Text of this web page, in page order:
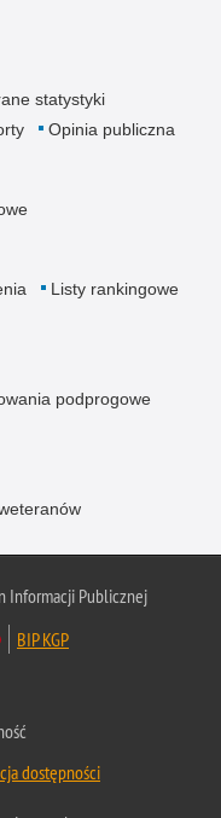
statystyki
Opinia publiczna
Listy rankingowe
podprogowe
Informacji Publicznej
BIP KGP
dostępności